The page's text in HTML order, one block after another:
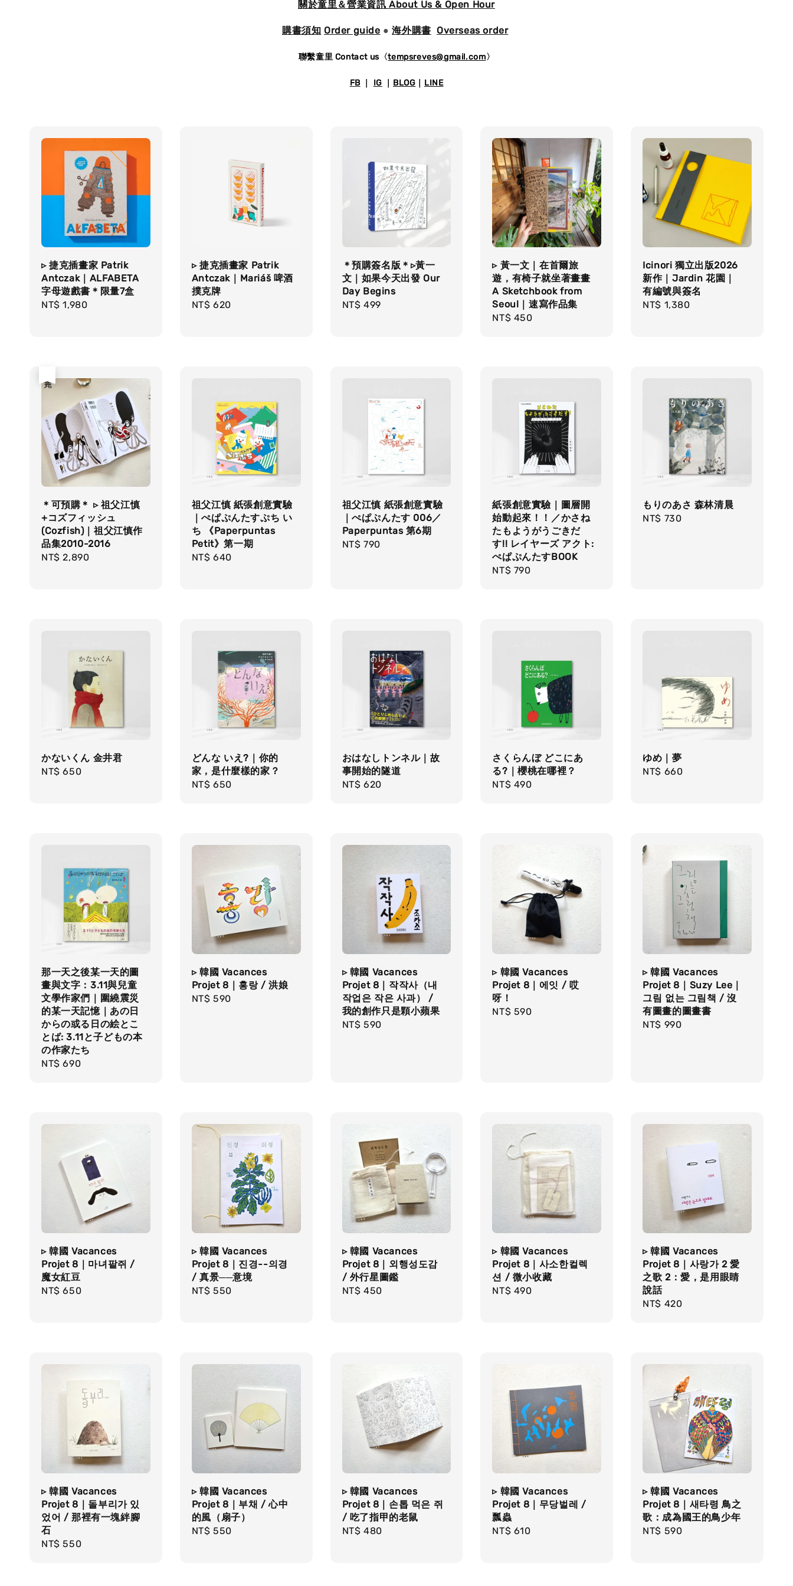
關於童里＆營業資訊 About Us & Open Hour
購書須知 Order guide ●海外購書 Overseas order
聯繫童里 Contact us〈tempsreves@gmail.com〉
FB IG BLOG LINE
▹ 捷克插畫家 Patrik
Antczak｜ALFABETA
字母遊戲書＊限量7盒
Regular
NT$ 1,980
▹ 捷克插畫家 Patrik
Antczak｜Mariáš 啤酒
撲克牌
Regular
NT$ 620
＊預購簽名版＊▹黃一
文｜如果今天出發 Our
Day Begins
Regular
NT$ 499
▹ 黃一文｜在首爾旅
遊，有椅子就坐著畫畫
A Sketchbook from
Seoul｜速寫作品集
Regular
NT$ 450
Icinori 獨立出版2026
新作｜Jardin 花園｜
有編號與簽名
Regular
NT$ 1,380
＊可預購＊ ▹ 祖父江慎
+コズフィッシュ
(Cozfish)｜祖父江慎作
品集2010-2016
Regular
NT$ 2,890
祖父江慎 紙張創意實驗
｜ぺぱぷんたすぷち い
ち 《Paperpuntas
Petit》第一期
Regular
NT$ 640
祖父江慎 紙張創意實驗
｜ぺぱぷんたす 006／
Paperpuntas 第6期
Regular
NT$ 790
紙張創意實驗｜圖層開
始動起來！！／かさね
たもようがうごきだ
す!! レイヤーズ アクト:
ぺぱぷんたすBOOK
Regular
NT$ 790
もりのあさ 森林清晨
Regular
NT$ 730
かないくん 金井君
Regular
NT$ 650
どんな いえ?｜你的
家，是什麼樣的家？
Regular
NT$ 650
おはなしトンネル｜故
事開始的隧道
Regular
NT$ 620
さくらんぼ どこにあ
る?｜櫻桃在哪裡？
Regular
NT$ 490
ゆめ｜夢
Regular
NT$ 660
那一天之後某一天的圖
畫與文字：3.11與兒童
文學作家們｜圍繞震災
的某一天記憶｜あの日
からの或る日の絵とこ
とば: 3.11と子どもの本
の作家たち
Regular
NT$ 690
▹ 韓國 Vacances
Projet 8｜홍랑 / 洪娘
Regular
NT$ 590
▹ 韓國 Vacances
Projet 8｜작작사（내
작업은 작은 사과） /
我的創作只是顆小蘋果
Regular
NT$ 590
▹ 韓國 Vacances
Projet 8｜에잇 / 哎
呀！
Regular
NT$ 590
▹ 韓國 Vacances
Projet 8｜Suzy Lee｜
그림 없는 그림책 / 沒
有圖畫的圖畫書
Regular
NT$ 990
▹ 韓國 Vacances
Projet 8｜마녀팥쥐 /
魔女紅豆
Regular
NT$ 650
▹ 韓國 Vacances
Projet 8｜진경--의경
/ 真景──意境
Regular
NT$ 550
▹ 韓國 Vacances
Projet 8｜외행성도감
/ 外行星圖鑑
Regular
NT$ 450
▹ 韓國 Vacances
Projet 8｜사소한컬렉
션 / 微小收藏
Regular
NT$ 490
▹ 韓國 Vacances
Projet 8｜사랑가 2 愛
之歌 2：愛，是用眼睛
說話
Regular
NT$ 420
▹ 韓國 Vacances
Projet 8｜돌부리가 있
었어 / 那裡有一塊絆腳
石
Regular
NT$ 550
▹ 韓國 Vacances
Projet 8｜부채 / 心中
的風（扇子）
Regular
NT$ 550
▹ 韓國 Vacances
Projet 8｜손톱 먹은 쥐
/ 吃了指甲的老鼠
Regular
NT$ 480
▹ 韓國 Vacances
Projet 8｜무당벌레 /
瓢蟲
Regular
NT$ 610
▹ 韓國 Vacances
Projet 8｜새타령 鳥之
歌：成為國王的鳥少年
Regular
NT$ 590